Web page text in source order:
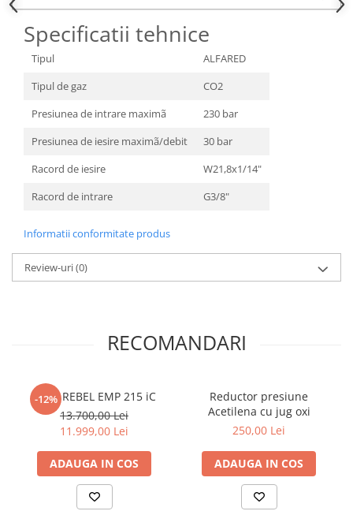
Specificatii tehnice
Tipul
ALFARED
Tipul de gaz
CO2
Presiunea de intrare maximã
230 bar
Presiunea de iesire maximã/debit
30 bar
Racord de iesire
W21,8x1/14"
Racord de intrare
G3/8"
Informatii conformitate produs
Review-uri(0)
RECOMANDARI
-12%
ESAB REBEL EMP 215 iC
13.700,00 Lei
11.999,00 Lei
ADAUGA IN COS
Reductor presiune
Acetilena cu jug oxi
250,00 Lei
ADAUGA IN COS